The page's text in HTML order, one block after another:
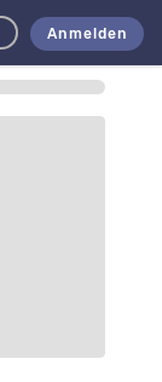
Anmelden